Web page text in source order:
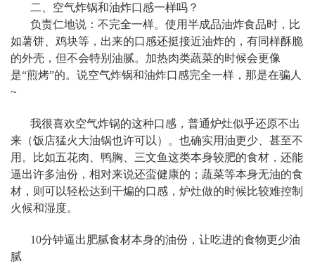
二、空气炸锅和油炸口感一样吗？
负责仁地说：不完全一样。使用半成品油炸食品时，比
如薯饼、鸡块等，出来的口感还挺接近油炸的 ，有同样酥脆
的外壳，但不会特别油腻。加热肉类蔬菜的时候会更像
是“煎烤”的。说空气炸锅和油炸口感完全一样，那是在骗人
~
我很喜欢空气炸锅的这种口感，普通炉灶似乎还原不出
来（饭店猛火大油锅也许可以）。也确实用油更少、甚至不
用。比如五花肉、鸭胸、三文鱼这类本身较肥的食材，还能
逼出许多油份，相对来说还蛮健康的；蔬菜等本身无油的食
材，则可以轻松达到干煸的口感，炉灶做的时候比较难控制
火候和湿度。
10分钟逼出肥腻食材本身的油份，让吃进的食物更少油
腻